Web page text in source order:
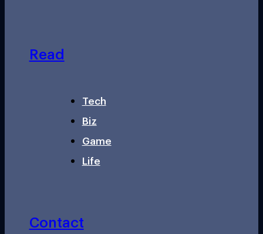
Read
Tech
Biz
Game
Life
Contact